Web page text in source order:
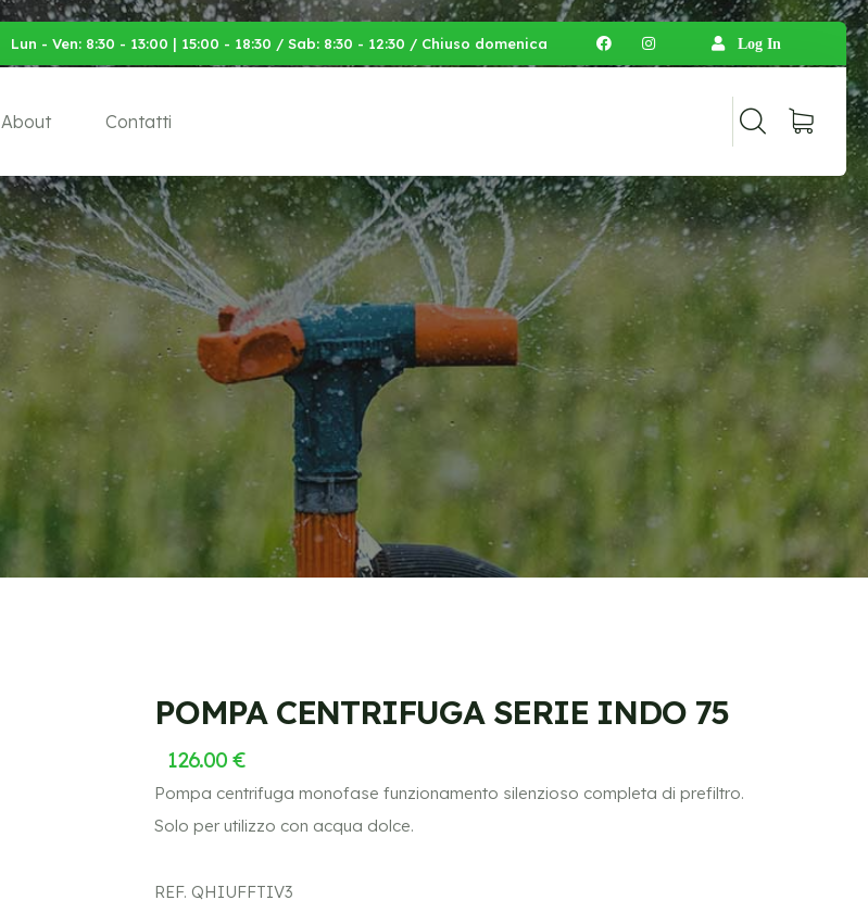
Lun - Ven: 8:30 - 13:00 | 15:00 - 18:30 / Sab: 8:30 - 12:30 / Chiuso domenica Log In
About Contatti
POMPA CENTRIFUGA SERIE INDO 75
126.00 €
Pompa centrifuga monofase funzionamento silenzioso completa di prefiltro.
Solo per utilizzo con acqua dolce.
REF. QHIUFFTIV3